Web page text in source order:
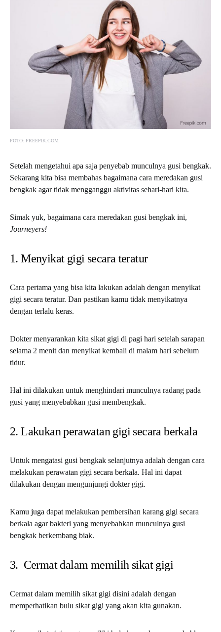
FOTO: FREEPIK.COM
Setelah mengetahui apa saja penyebab munculnya gusi bengkak.
Sekarang kita bisa membahas bagaimana cara meredakan gusi
bengkak agar tidak mengganggu aktivitas sehari-hari kita.
Simak yuk, bagaimana cara meredakan gusi bengkak ini,
Journeyers!
1. Menyikat gigi secara teratur
Cara pertama yang bisa kita lakukan adalah dengan menyikat
gigi secara teratur. Dan pastikan kamu tidak menyikatnya
dengan terlalu keras.
Dokter menyarankan kita sikat gigi di pagi hari setelah sarapan
selama 2 menit dan menyikat kembali di malam hari sebelum
tidur.
Hal ini dilakukan untuk menghindari munculnya radang pada
gusi yang menyebabkan gusi membengkak.
2. Lakukan perawatan gigi secara berkala
Untuk mengatasi gusi bengkak selanjutnya adalah dengan cara
melakukan perawatan gigi secara berkala. Hal ini dapat
dilakukan dengan mengunjungi dokter gigi.
Kamu juga dapat melakukan pembersihan karang gigi secara
berkala agar bakteri yang menyebabkan munculnya gusi
bengkak berkembang biak.
3. Cermat dalam memilih sikat gigi
Cermat dalam memilih sikat gigi disini adalah dengan
memperhatikan bulu sikat gigi yang akan kita gunakan.